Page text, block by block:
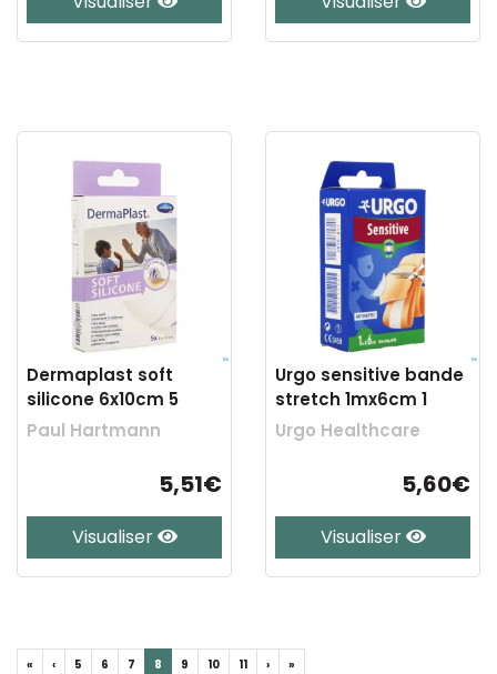
Dermaplast soft
silicone 6x10cm 5
Paul Hartmann
5,51€
Visualiser
Urgo sensitive bande
stretch 1mx6cm 1
Urgo Healthcare
5,60€
Visualiser
« ‹ 5 6 7 8 9 10 11 › »